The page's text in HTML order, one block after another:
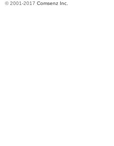
© 2001-2017 Comsenz Inc.